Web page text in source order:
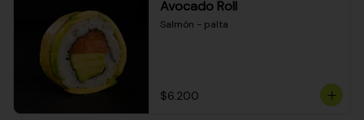
Avocado Roll
Salmón - palta
$6.200